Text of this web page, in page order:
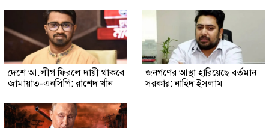
দেশে আ.লীগ ফিরলে দায়ী থাকবে
জামায়াত-এনসিপি: রাশেদ খাঁন
জনগণের আস্থা হারিয়েছে বর্তমান
সরকার: নাহিদ ইসলাম